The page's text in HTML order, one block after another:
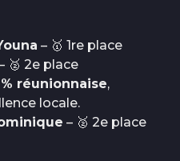
– 🥇 1re place
🥈 2e place
réunionnaise,
locale.
– 🥈 2e place